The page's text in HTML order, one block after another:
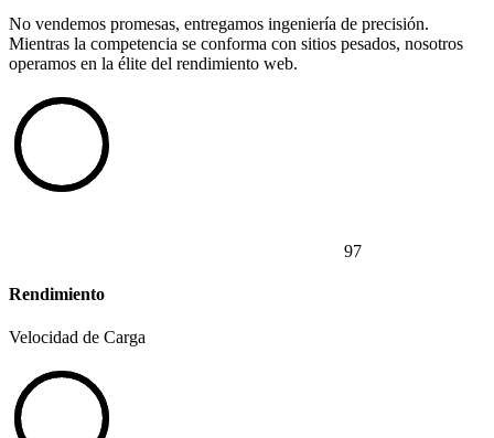
No vendemos promesas, entregamos ingeniería de precisión.
Mientras la competencia se conforma con sitios pesados, nosotros
operamos en la élite del rendimiento web.
97
Rendimiento
Velocidad de Carga